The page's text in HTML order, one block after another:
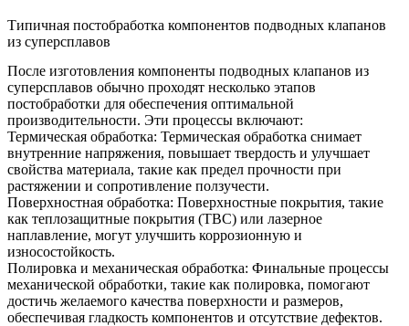
Типичная постобработка компонентов подводных клапанов
из суперсплавов
После изготовления компоненты подводных клапанов из
суперсплавов обычно проходят несколько этапов
постобработки для обеспечения оптимальной
производительности. Эти процессы включают:
Термическая обработка: Термическая обработка снимает
внутренние напряжения, повышает твердость и улучшает
свойства материала, такие как предел прочности при
растяжении и сопротивление ползучести.
Поверхностная обработка: Поверхностные покрытия, такие
как теплозащитные покрытия (TBC) или лазерное
наплавление, могут улучшить коррозионную и
износостойкость.
Полировка и механическая обработка: Финальные процессы
механической обработки, такие как полировка, помогают
достичь желаемого качества поверхности и размеров,
обеспечивая гладкость компонентов и отсутствие дефектов.